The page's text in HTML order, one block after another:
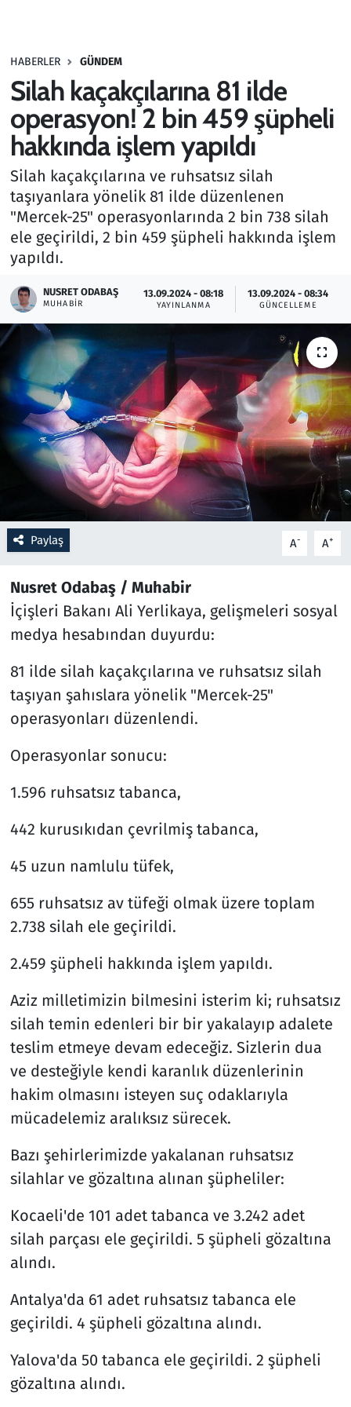
HABERLER GÜNDEM
Silah kaçakçılarına 81 ilde
operasyon! 2 bin 459 şüpheli
hakkında işlem yapıldı
Silah kaçakçılarına ve ruhsatsız silah
taşıyanlara yönelik 81 ilde düzenlenen
"Mercek-25" operasyonlarında 2 bin 738 silah
ele geçirildi, 2 bin 459 şüpheli hakkında işlem
yapıldı.
NUSRET ODABAŞ
MUHABIR
13.09.2024 - 08:18
YAYINLANMA
13.09.2024 - 08:34
GÜNCELLEME
Paylaş A- A+
Nusret Odabaş / Muhabir
İçişleri Bakanı Ali Yerlikaya, gelişmeleri sosyal
medya hesabından duyurdu:
81 ilde silah kaçakçılarına ve ruhsatsız silah
taşıyan şahıslara yönelik "Mercek-25"
operasyonları düzenlendi.
Operasyonlar sonucu:
1.596 ruhsatsız tabanca,
442 kurusıkıdan çevrilmiş tabanca,
45 uzun namlulu tüfek,
655 ruhsatsız av tüfeği olmak üzere toplam
2.738 silah ele geçirildi.
2.459 şüpheli hakkında işlem yapıldı.
Aziz milletimizin bilmesini isterim ki; ruhsatsız
silah temin edenleri bir bir yakalayıp adalete
teslim etmeye devam edeceğiz. Sizlerin dua
ve desteğiyle kendi karanlık düzenlerinin
hakim olmasını isteyen suç odaklarıyla
mücadelemiz aralıksız sürecek.
Bazı şehirlerimizde yakalanan ruhsatsız
silahlar ve gözaltına alınan şüpheliler:
Kocaeli'de 101 adet tabanca ve 3.242 adet
silah parçası ele geçirildi. 5 şüpheli gözaltına
alındı.
Antalya'da 61 adet ruhsatsız tabanca ele
geçirildi. 4 şüpheli gözaltına alındı.
Yalova'da 50 tabanca ele geçirildi. 2 şüpheli
gözaltına alındı.
Haber
Kültür Sanat
Kurumsal Haberler
Lezzet Durağı
Memur ve Kamu
Otomobil
Oyun
Ramazan
Resmi İlanlar
Rüya Tabirleri
Sağlık
Savunma Sanayi
Seçim 2023
Spor
Teknoloji ve Bilim
Televizyon